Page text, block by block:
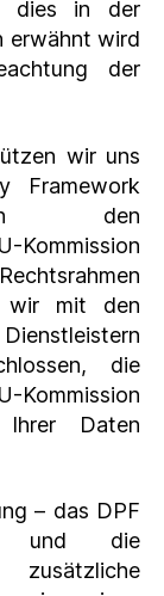
dies in der
erwähnt wird
der
wir uns
Framework
den
Kommission
wir mit den
die
Daten
– das DPF
und die
zusätzliche